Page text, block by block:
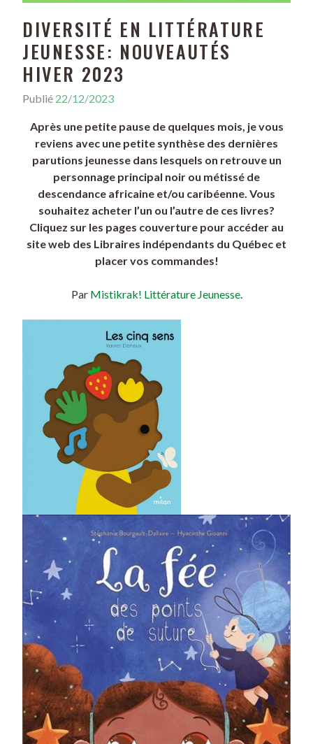
DIVERSITÉ EN LITTÉRATURE
JEUNESSE: NOUVEAUTÉS
HIVER 2023
Publié 22/12/2023
Après une petite pause de quelques mois, je vous
reviens avec une petite synthèse des dernières
parutions jeunesse dans lesquels on retrouve un
personnage principal noir ou métissé de
descendance africaine et/ou caribéenne. Vous
souhaitez acheter l’un ou l’autre de ces livres?
Cliquez sur les pages couverture pour accéder au
site web des Libraires indépendants du Québec et
placer vos commandes!
Par Mistikrak! Littérature Jeunesse.